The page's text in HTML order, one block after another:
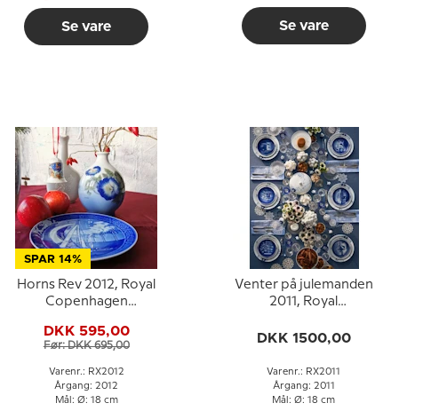
Se vare Se vare
SPAR 14%
Horns Rev 2012, Royal
Copenhagen
DKK 595,00
Før: DKK 695,00
Varenr.: RX2012
Årgang: 2012
Mål: Ø: 18 cm
Venter på julemanden
2011, Royal
Juleplatte
DKK 1500,00
Varenr.: RX2011
Årgang: 2011
Mål: Ø: 18 cm